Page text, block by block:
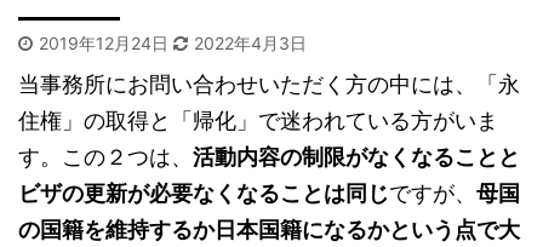
2019年12月24日 2022年4月3日
当事務所にお問い合わせいただく方の中には、「永
住権」の取得と「帰化」で迷われている方がいま
す。この２つは、 活動内容の制限がなくなることと
ビザの更新が必要なくなることは同じですが、 母国
の国籍を維持するか日本国籍になるかという点で大